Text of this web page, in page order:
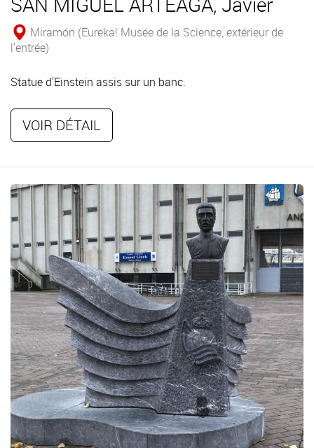
Miramón (Eureka! Musée de la Science, extérieur de
l'entrée)
Statue d'Einstein assis sur un banc.
VOIR DÉTAIL